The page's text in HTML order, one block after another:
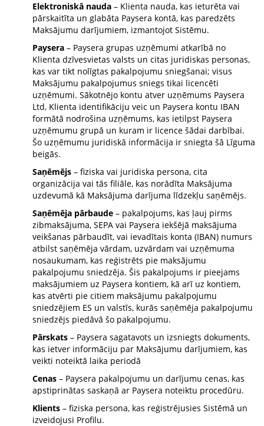
Elektroniskā nauda – Klienta nauda, kas ieturēta vai
pārskaitīta un glabāta Paysera kontā, kas paredzēts
Maksājumu darījumiem, izmantojot Sistēmu.
Paysera – Paysera grupas uzņēmumi atkarībā no
Klienta dzīvesvietas valsts un citas juridiskas personas,
kas var tikt nolīgtas pakalpojumu sniegšanai; visus
Maksājumu pakalpojumus sniegs tikai licencēti
uzņēmumi. Sākotnējo kontu atver uzņēmums Paysera
Ltd, Klienta identifikāciju veic un Paysera kontu IBAN
formātā nodrošina uzņēmums, kas ietilpst Paysera
uzņēmumu grupā un kuram ir licence šādai darbībai.
Šo uzņēmumu juridiskā informācija ir sniegta šā Līguma
beigās.
Saņēmējs – fiziska vai juridiska persona, cita
organizācija vai tās filiāle, kas norādīta Maksājuma
uzdevumā kā Maksājuma darījuma līdzekļu saņēmējs.
Saņēmēja pārbaude – pakalpojums, kas ļauj pirms
zibmaksājuma, SEPA vai Paysera iekšējā maksājuma
veikšanas pārbaudīt, vai ievadītais konta (IBAN) numurs
atbilst saņēmēja vārdam, uzvārdam vai uzņēmuma
nosaukumam, kas reģistrēts pie maksājumu
pakalpojumu sniedzēja. Šis pakalpojums ir pieejams
maksājumiem uz Paysera kontiem, kā arī uz kontiem,
kas atvērti pie citiem maksājumu pakalpojumu
sniedzējiem ES un valstīs, kurās saņēmēja pakalpojumu
sniedzējs piedāvā šo pakalpojumu.
Pārskats – Paysera sagatavots un izsniegts dokuments,
kas ietver informāciju par Maksājumu darījumiem, kas
veikti noteiktā laika periodā
Cenas – Paysera pakalpojumu un darījumu cenas, kas
apstiprinātas saskaņā ar Paysera noteiktu procedūru.
Klients – fiziska persona, kas reģistrējusies Sistēmā un
izveidojusi Profilu.